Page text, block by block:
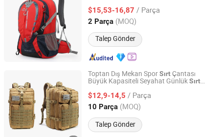
Kırmızı
$15,53-16,87 / Parça
2 Parça (MOQ)
Talep Gönder
Guangdong, China Fiyat 2022
Toptan Dış Mekan SporSırt Çantası
Büyük Kapasiteli Seyahat GünlükSırt
Çantası
$12,9-14,5 / Parça
10 Parça (MOQ)
Talep Gönder
Ningbo Best Travel Industry and Trade Co., Ltd.
Zhejiang, China Fiyat 2009